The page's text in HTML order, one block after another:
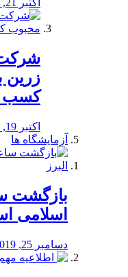
اکتبر 21, 2019
شرکت
زرین
کسب
اکتبر 19, 2019
آزمایشگاه ها
بازگشت
اسلامی
دسامبر 25, 2019